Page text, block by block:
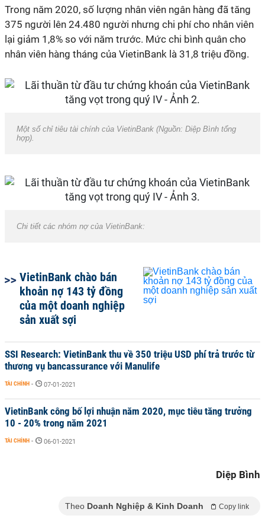
Trong năm 2020, số lượng nhân viên ngân hàng đã tăng
375 người lên 24.480 người nhưng chi phí cho nhân viên
lại giảm 1,8% so với năm trước. Mức chi bình quân cho
nhân viên hàng tháng của VietinBank là 31,8 triệu đồng.
Một số chỉ tiêu tài chính của VietinBank (Nguồn: Diệp Bình tổng
hợp).
Chi tiết các nhóm nợ của VietinBank:
VietinBank chào bán
khoản nợ 143 tỷ đồng
của một doanh nghiệp
sản xuất sợi
SSI Research: VietinBank thu về 350 triệu USD phí trả trước từ
thương vụ bancassurance với Manulife
TÀI CHÍNH - 07-01-2021
VietinBank công bố lợi nhuận năm 2020, mục tiêu tăng trưởng
10 - 20% trong năm 2021
TÀI CHÍNH - 06-01-2021
Diệp Bình
Theo Doanh Nghiệp & Kinh Doanh Copy link